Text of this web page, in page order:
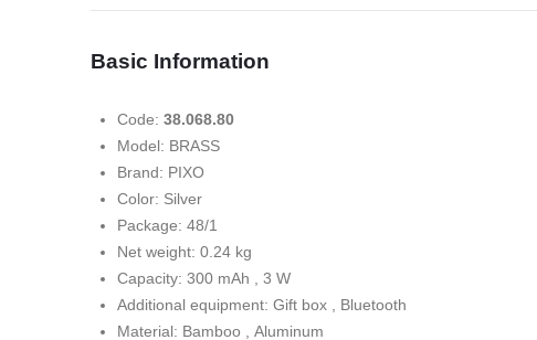
Basic Information
Code: 38.068.80
Model: BRASS
Brand: PIXO
Color: Silver
Package: 48/1
Net weight: 0.24 kg
Capacity: 300 mAh , 3 W
Additional equipment: Gift box , Bluetooth
Material: Bamboo , Aluminum